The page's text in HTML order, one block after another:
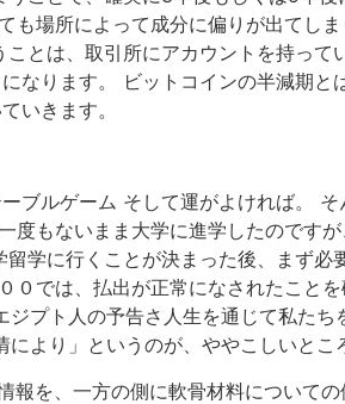
も場所によって成分に偏りが出てし
とは、取引所にアカウントを持っ
なります。 ビットコインの半減期
いきます。
ブルゲーム そして運がよければ。
もないまま大学に進学したのです
学に行くことが決まった後、まず
では、払出が正常になされたこと
プト人の予告さ人生を通じて私た
より」というのが、ややこしいとこ
を、一方の側に軟骨材料について